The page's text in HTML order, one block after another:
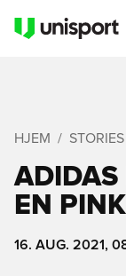
HJEM STORIES
ADIDAS
EN
16. AUG. 2021,